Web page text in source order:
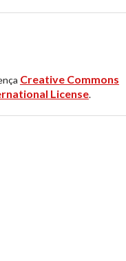
Creative Commons
License.